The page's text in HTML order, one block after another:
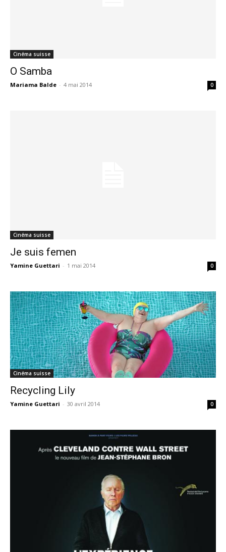
Cinéma suisse
O Samba
Mariama Balde - 4 mai 2014 0
Cinéma suisse
Je suis femen
Yamine Guettari - 1 mai 2014 0
Cinéma suisse
Recycling Lily
Yamine Guettari - 30 avril 2014 0